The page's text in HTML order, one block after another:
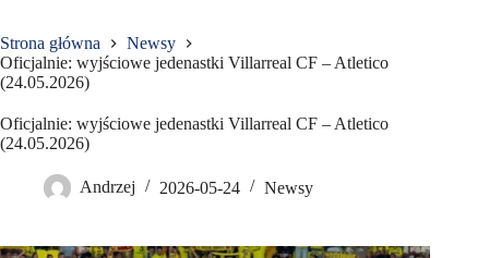
Strona główna
Newsy
Oficjalnie: wyjściowe jedenastki Villarreal CF – Atletico
(24.05.2026)
Oficjalnie: wyjściowe jedenastki Villarreal CF – Atletico
(24.05.2026)
Andrzej 2026-05-24 Newsy